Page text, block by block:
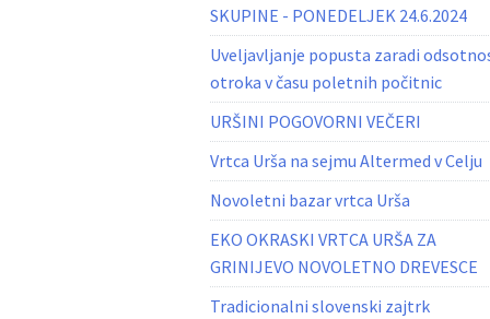
SKUPINE - PONEDELJEK 24.6.2024
Uveljavljanje popusta zaradi
otroka v času poletnih počitnic
URŠINI POGOVORNI VEČERI
Vrtca Urša na sejmu Altermed v Celju
Novoletni bazar vrtca Urša
EKO OKRASKI VRTCA URŠA ZA
GRINIJEVO NOVOLETNO DREVESCE
Tradicionalni slovenski zajtrk